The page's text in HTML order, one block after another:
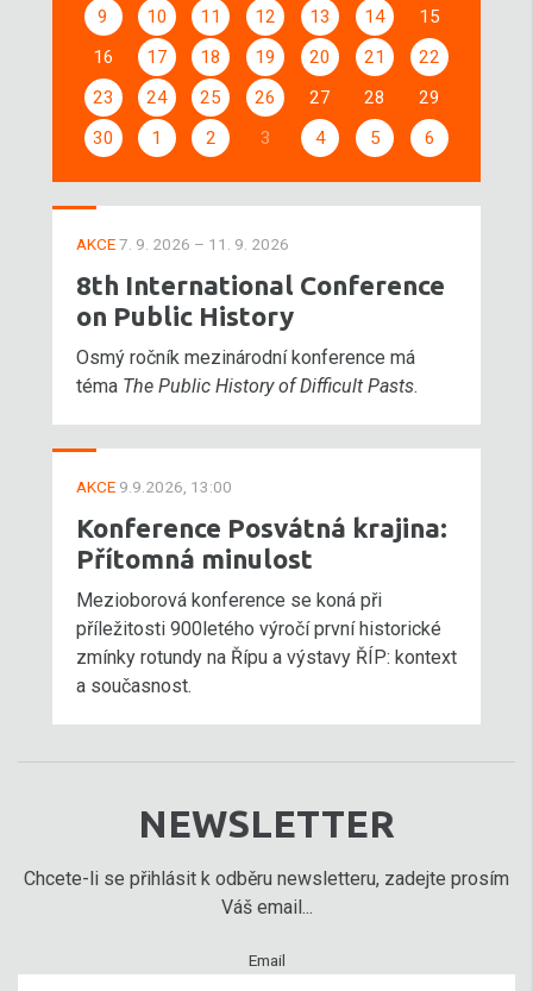
9
10 11 12 13 14
15
16
17 18 19 20 21
22
23
24 25 26 27 28
29
30
1 2 3 4 5 6
AKCE7. 9. 2026 – 11. 9. 2026
8th International Conference
on Public History
Osmý ročník mezinárodní konference má
téma The Public History of Difficult Pasts.
AKCE 9.9.2026, 13:00
Konference Posvátná krajina:
Přítomná minulost
Mezioborová konference se koná při
příležitosti 900letého výročí první historické
zmínky rotundy na Řípu a výstavy ŘÍP: kontext
a současnost.
NEWSLETTER
Chcete-li se přihlásit k odběru newsletteru, zadejte prosím
Váš email...
Email